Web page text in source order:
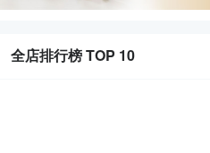
全店排行榜 TOP 10